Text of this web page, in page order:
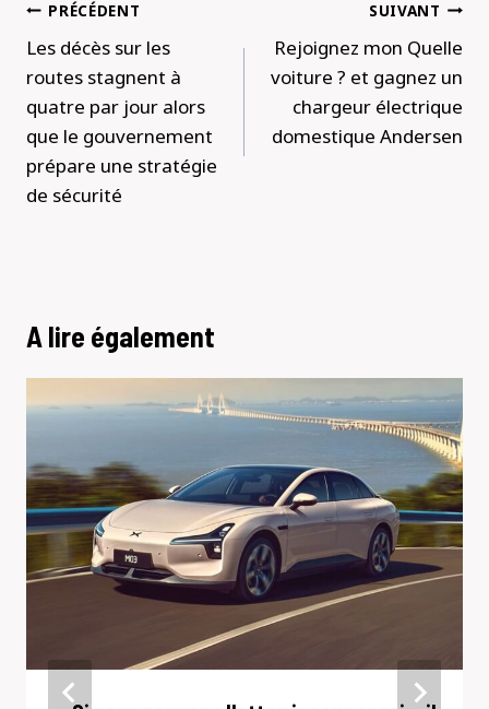
Navigation
de
l’article
PRÉCÉDENT
Les décès sur les
routes stagnent à
quatre par jour alors
que le gouvernement
prépare une stratégie
de sécurité
SUIVANT
Rejoignez mon Quelle
voiture ? et gagnez un
chargeur électrique
domestique Andersen
A lire également